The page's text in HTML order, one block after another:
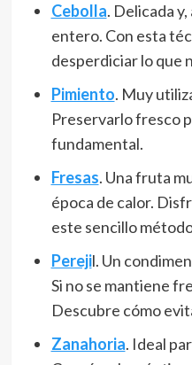
Cebolla. Delicada
entero. Con esta
desperdiciar lo que
Pimiento. Muy
Preservarlo fresco
fundamental.
Fresas. Una fruta
época de calor.
este sencillo
Perejil. Un
Si no se mantiene
Descubre cómo
Zanahoria. Ideal